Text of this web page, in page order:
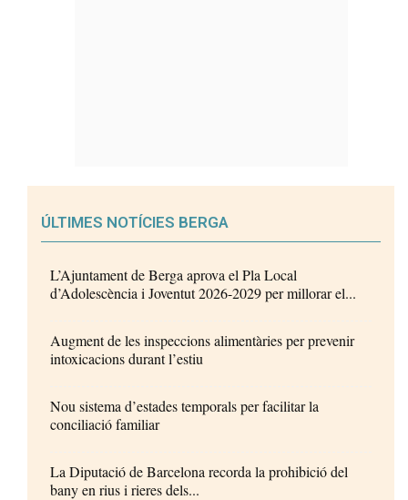
ÚLTIMES NOTÍCIES BERGA
L’Ajuntament de Berga aprova el Pla Local
d’Adolescència i Joventut 2026-2029 per millorar el...
Augment de les inspeccions alimentàries per prevenir
intoxicacions durant l’estiu
Nou sistema d’estades temporals per facilitar la
conciliació familiar
La Diputació de Barcelona recorda la prohibició del
bany en rius i rieres dels...